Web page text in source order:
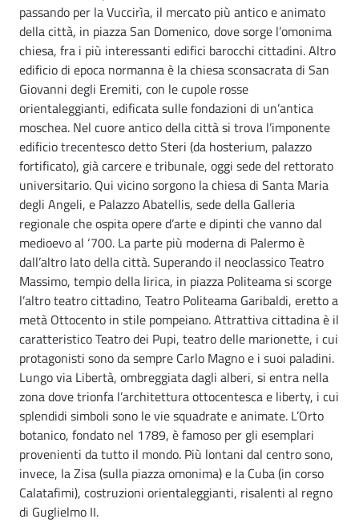
passando per la Vuccirìa, il mercato più antico e animato
della città, in piazza San Domenico, dove sorge l’omonima
chiesa, fra i più interessanti edifici barocchi cittadini. Altro
edificio di epoca normanna è la chiesa sconsacrata di San
Giovanni degli Eremiti, con le cupole rosse
orientaleggianti, edificata sulle fondazioni di un’antica
moschea. Nel cuore antico della città si trova l’imponente
edificio trecentesco detto Steri (da hosterium, palazzo
fortificato), già carcere e tribunale, oggi sede del rettorato
universitario. Qui vicino sorgono la chiesa di Santa Maria
degli Angeli, e Palazzo Abatellis, sede della Galleria
regionale che ospita opere d’arte e dipinti che vanno dal
medioevo al ‘700. La parte più moderna di Palermo è
dall’altro lato della città. Superando il neoclassico Teatro
Massimo, tempio della lirica, in piazza Politeama si scorge
l’altro teatro cittadino, Teatro Politeama Garibaldi, eretto a
metà Ottocento in stile pompeiano. Attrattiva cittadina è il
caratteristico Teatro dei Pupi, teatro delle marionette, i cui
protagonisti sono da sempre Carlo Magno e i suoi paladini.
Lungo via Libertà, ombreggiata dagli alberi, si entra nella
zona dove trionfa l’architettura ottocentesca e liberty, i cui
splendidi simboli sono le vie squadrate e animate. L’Orto
botanico, fondato nel 1789, è famoso per gli esemplari
provenienti da tutto il mondo. Più lontani dal centro sono,
invece, la Zisa (sulla piazza omonima) e la Cuba (in corso
Calatafimi), costruzioni orientaleggianti, risalenti al regno
di Guglielmo II.